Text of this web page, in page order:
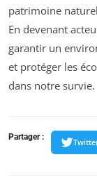
patrimoine
En devenant
garantir un
et protéger les
dans notre survie.
Partager :